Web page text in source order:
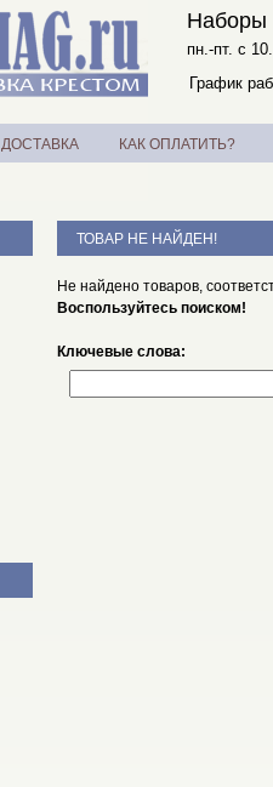
Наборы
пн.-пт. с
График
ДОСТАВКА КАК ОПЛАТИТЬ?
ТОВАР НЕ НАЙДЕН!
Не найдено товаров,
Воспользуйтесь поиском!
Ключевые слова: